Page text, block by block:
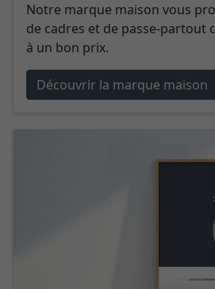
Notre marque maison vous
de cadres et de passe-partout
à un bon prix.
Découvrir la marque maison